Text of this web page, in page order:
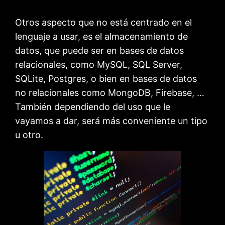
Otros aspecto que no está centrado en el
lenguaje a usar, es el almacenamiento de
datos, que puede ser en bases de datos
relacionales, como MySQL, SQL Server,
SQLite, Postgres, o bien en bases de datos
no relacionales como MongoDB, Firebase, …
También dependiendo del uso que le
vayamos a dar, será más conveniente un tipo
u otro.